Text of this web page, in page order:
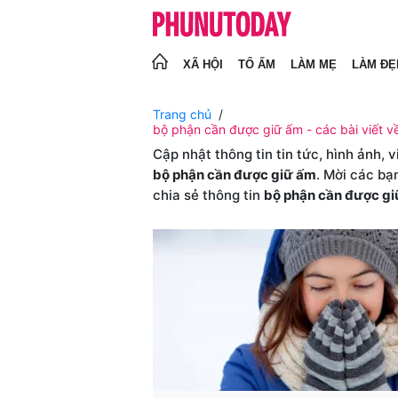
XÃ HỘI TỔ ẤM LÀM MẸ LÀM
Trang chủ
bộ phận cần được giữ ấm - các bài viết
Cập nhật thông tin tin tức, hình ảnh,
bộ phận cần được giữ ấm. Mời các
chia sẻ thông tin bộ phận cần được